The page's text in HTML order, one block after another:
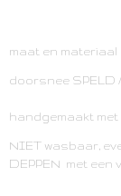
maat en materiaal
doorsnee
handgemaakt met
NIET wasbaar,